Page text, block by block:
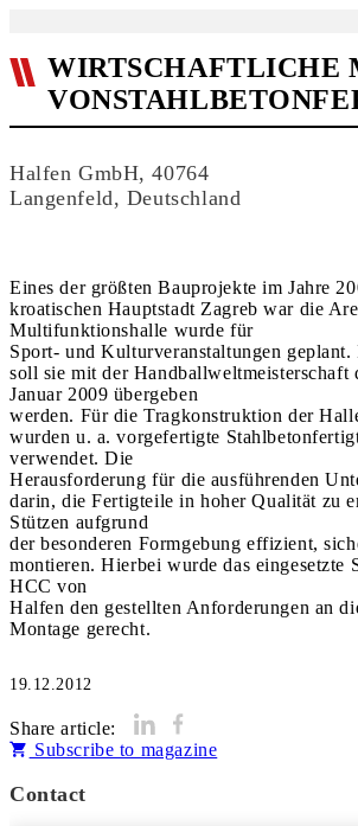
WIRTSCHAFTLICHE
Halfen GmbH, 40764
Langenfeld, Deutschland
Eines der größten Bauprojekte im Jahre
kroatischen Hauptstadt Zagreb war die
Multifunktionshalle wurde für
Sport- und Kulturveranstaltungen
soll sie mit der Handballweltmeisterschaft
Januar 2009 übergeben
werden. Für die Tragkonstruktion der
wurden u. a. vorgefertigte
verwendet. Die
Herausforderung für die ausführenden
darin, die Fertigteile in hoher Qualität zu
Stützen aufgrund
der besonderen Formgebung effizient,
montieren. Hierbei wurde das eingesetzte
HCC von
Halfen den gestellten Anforderungen an
Montage gerecht.
19.12.2012
Share article:
Subscribe to magazine
Contact